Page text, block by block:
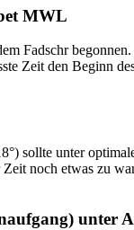
MWL
Fadschr
Zeit den Beginn
sollte unter
noch etwas zu
unter